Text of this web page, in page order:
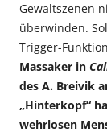
Gewaltszenen
überwinden.
Trigger-
Massaker in
des A. Breivik
„Hinterkopf“
wehrlosen